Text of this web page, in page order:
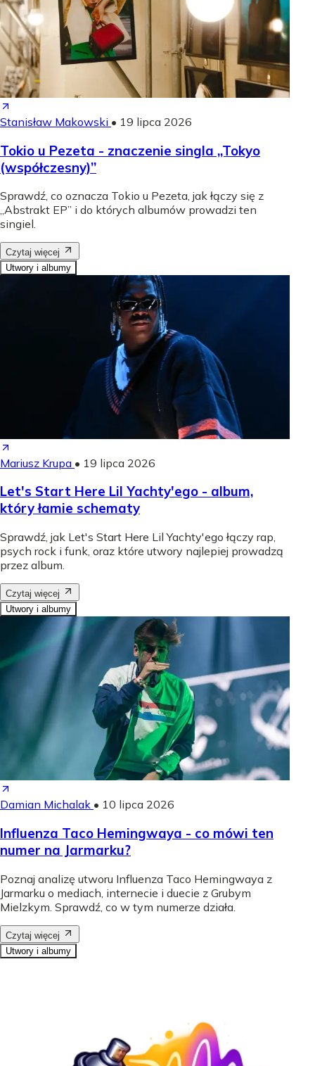
Stanisław Makowski • 19 lipca 2026
Tokio u Pezeta - znaczenie singla „Tokyo
(współczesny)”
Sprawdź, co oznacza Tokio u Pezeta, jak łączy się z
„Abstrakt EP” i do których albumów prowadzi ten
singiel.
Czytaj więcej
Utwory i albumy
Mariusz Krupa • 19 lipca 2026
Let's Start Here Lil Yachty'ego - album,
który łamie schematy
Sprawdź, jak Let's Start Here Lil Yachty'ego łączy rap,
psych rock i funk, oraz które utwory najlepiej prowadzą
przez album.
Czytaj więcej
Utwory i albumy
Damian Michalak • 10 lipca 2026
Influenza Taco Hemingwaya - co mówi ten
numer na Jarmarku?
Poznaj analizę utworu Influenza Taco Hemingwaya z
Jarmarku o mediach, internecie i duecie z Grubym
Mielzkym. Sprawdź, co w tym numerze działa.
Czytaj więcej
Utwory i albumy